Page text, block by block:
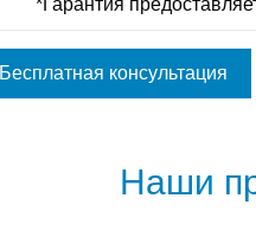
*Гарантия
Бесплатная консультация
Наши